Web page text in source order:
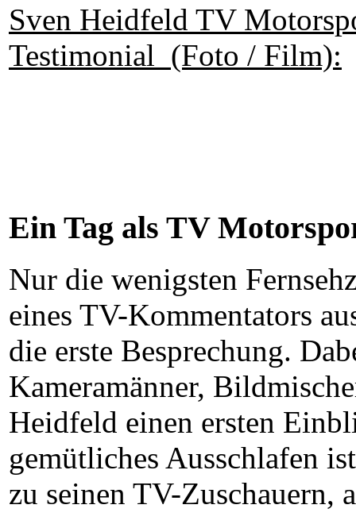
Sven Heidfeld TV
Testimonial (Foto / Film):
Ein Tag als TV
Nur die wenigsten
eines TV-Kommentators
die erste Besprechung.
Kameramänner,
Heidfeld einen ersten
gemütliches Ausschlafen
zu seinen TV-Zuschauern,